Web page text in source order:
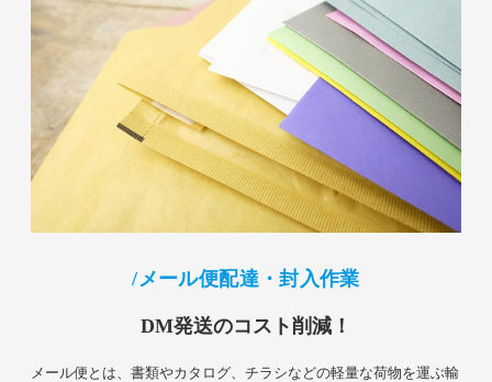
メール便配達・封入作業
DM発送のコスト削減！
メール便とは、書類やカタログ、チラシなどの軽量な荷物を運ぶ輸